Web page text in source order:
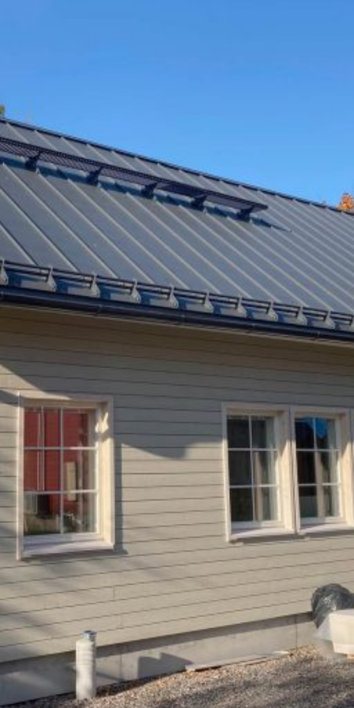
UNELMISTA
ON
Upea yli 200-sivuinen talokirja!
Tilaa esite